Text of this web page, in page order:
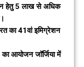
हेतु 5 लाख से अधिक
का 41वां इमिग्रेशन
आयोजन जॉर्जिया में